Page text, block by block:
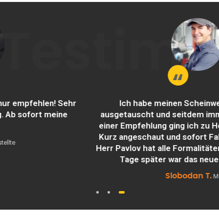
Ich habe meinen Scheinwerfer woanders
ausgetauscht und seitdem immer Probleme. Nach
einer Empfehlung ging ich zu Heima. Das war Glück.
Kurz angeschaut und sofort Fabrikfehler entdeckt.
Herr Pavlov hat alle Formalitäten übernommen und 2
Tage später war das neue Teil installiert!
1 2 3